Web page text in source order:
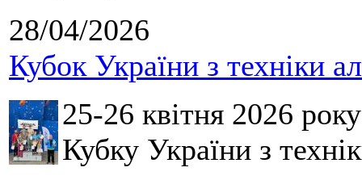
28/04/2026
Кубок України з техніки
25-26 квітня 2026
Кубку України з